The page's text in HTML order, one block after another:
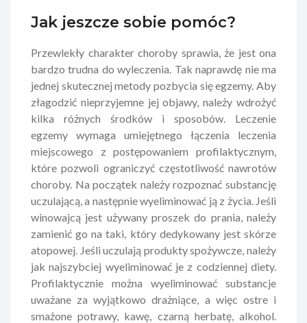
Jak jeszcze sobie pomóc?
Przewlekły charakter choroby sprawia, że jest ona
bardzo trudna do wyleczenia. Tak naprawdę nie ma
jednej skutecznej metody pozbycia się egzemy. Aby
złagodzić nieprzyjemne jej objawy, należy wdrożyć
kilka różnych środków i sposobów. Leczenie
egzemy wymaga umiejętnego łączenia leczenia
miejscowego z postępowaniem profilaktycznym,
które pozwoli ograniczyć częstotliwość nawrotów
choroby. Na początek należy rozpoznać substancję
uczulającą, a następnie wyeliminować ją z życia. Jeśli
winowajcą jest używany proszek do prania, należy
zamienić go na taki, który dedykowany jest skórze
atopowej. Jeśli uczulają produkty spożywcze, należy
jak najszybciej wyeliminować je z codziennej diety.
Profilaktycznie można wyeliminować substancje
uważane za wyjątkowo drażniące, a więc ostre i
smażone potrawy, kawę, czarną herbatę, alkohol.